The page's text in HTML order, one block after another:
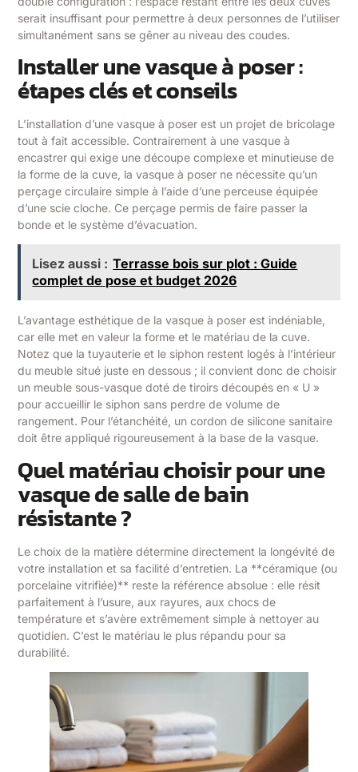
serait insuffisant pour permettre à deux personnes de l’utiliser
simultanément sans se gêner au niveau des coudes.
Installer une vasque à poser :
étapes clés et conseils
L’installation d’une vasque à poser est un projet de bricolage
tout à fait accessible. Contrairement à une vasque à
encastrer qui exige une découpe complexe et minutieuse de
la forme de la cuve, la vasque à poser ne nécessite qu’un
perçage circulaire simple à l’aide d’une perceuse équipée
d’une scie cloche. Ce perçage permis de faire passer la
bonde et le système d’évacuation.
Lisez aussi : Terrasse bois sur plot : Guide
complet de pose et budget 2026
L’avantage esthétique de la vasque à poser est indéniable,
car elle met en valeur la forme et le matériau de la cuve.
Notez que la tuyauterie et le siphon restent logés à l’intérieur
du meuble situé juste en dessous ; il convient donc de choisir
un meuble sous-vasque doté de tiroirs découpés en « U »
pour accueillir le siphon sans perdre de volume de
rangement. Pour l’étanchéité, un cordon de silicone sanitaire
doit être appliqué rigoureusement à la base de la vasque.
Quel matériau choisir pour une
vasque de salle de bain
résistante ?
Le choix de la matière détermine directement la longévité de
votre installation et sa facilité d’entretien. La **céramique (ou
porcelaine vitrifiée)** reste la référence absolue : elle résit
parfaitement à l’usure, aux rayures, aux chocs de
température et s’avère extrêmement simple à nettoyer au
quotidien. C’est le matériau le plus répandu pour sa
durabilité.